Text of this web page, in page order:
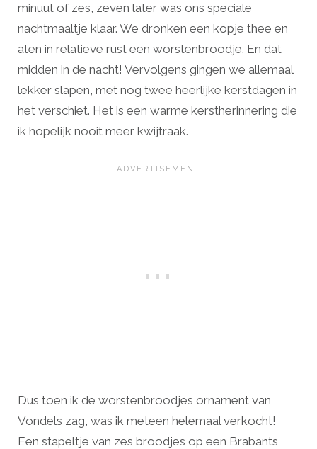
minuut of zes, zeven later was ons speciale
nachtmaaltje klaar. We dronken een kopje thee en
aten in relatieve rust een worstenbroodje. En dat
midden in de nacht! Vervolgens gingen we allemaal
lekker slapen, met nog twee heerlijke kerstdagen in
het verschiet. Het is een warme kerstherinnering die
ik hopelijk nooit meer kwijtraak.
Dus toen ik de worstenbroodjes ornament van
Vondels zag, was ik meteen helemaal verkocht!
Een stapeltje van zes broodjes op een Brabants